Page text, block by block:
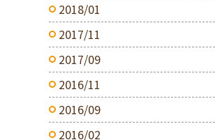
2018/01
2017/11
2017/09
2016/11
2016/09
2016/02